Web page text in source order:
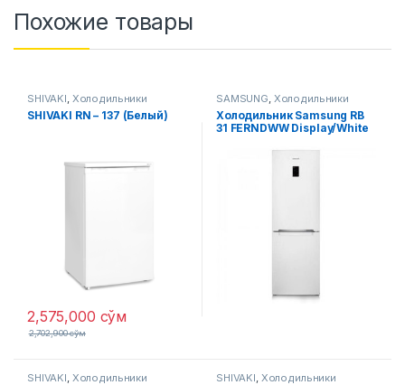
Похожие товары
SHIVAKI, Холодильники
SHIVAKI RN – 137 (Белый)
2,575,000 сўм
2,702,900сўм
SAMSUNG, Холодильники
Холодильник Samsung RB
31 FERNDWW Display/White
SHIVAKI, Холодильники SHIVAKI, Холодильники